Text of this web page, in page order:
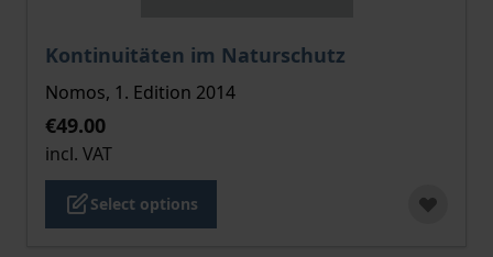
Kontinuitäten im Naturschutz
The price depends on the options chosen on the
Nomos, 1. Edition 2014
€49.00
incl. VAT
Select options